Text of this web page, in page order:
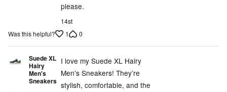
please.
14st
Was this helpful?
1 0
Suede XL
Hairy
Men's
Sneakers
I love my Suede XL Hairy
Men's Sneakers! They’re
stylish, comfortable, and the